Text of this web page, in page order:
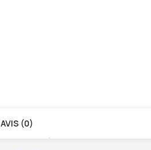
AVIS (0)